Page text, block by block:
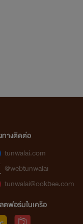
ทางติดต่อ
tunwalai.com
@webtunwalai
tunwalai@ookbee.com
ตฟอร์มในเครือ